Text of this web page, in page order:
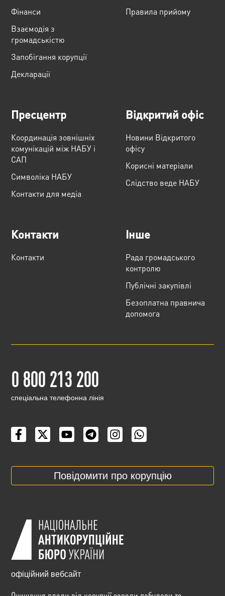
Фінанси
Взаємодія з
громадськістю
Запобігання корупції
Декларації
Правила прийому
Пресцентр
Координація зовнішніх
комунікацій між НАБУ і
САП
Cимволіка НАБУ
Контакти для медіа
Відкритий офіс
Новини Відкритого
офісу
Корисні матеріали
Слідство веде НАБУ
Контакти
Контакти
Інше
Рада громадського
контролю
Публічні закупівлі
Безоплатна правнича
допомога
0 800 213 200
cпеціальна телефонна лінія
Повідомити про корупцію
офіційний вебсайт